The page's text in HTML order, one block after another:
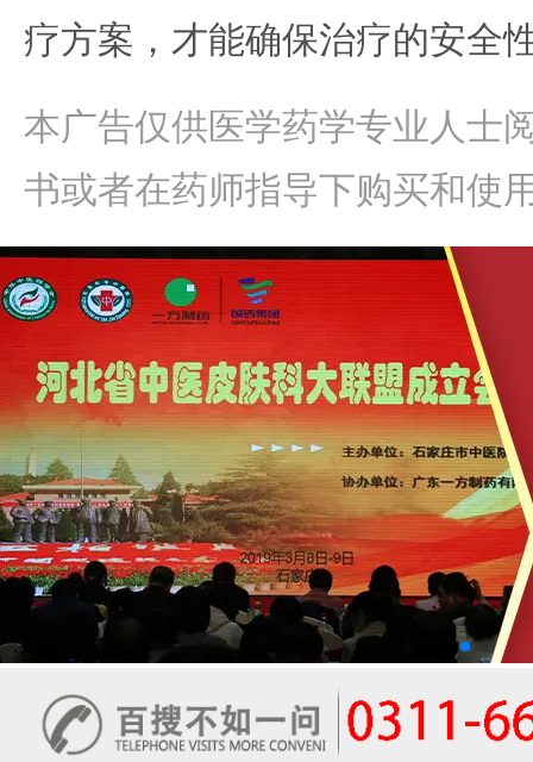
疗方案，才能确保治疗的安全
本广告仅供医学药学专业人士
书或者在药师指导下购买和使